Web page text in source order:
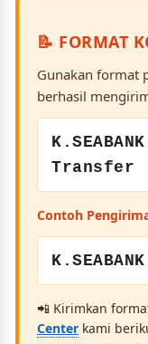
📝 FORMAT
Gunakan format
berhasil
Transfer
Contoh
📲 Kirimkan
Center kami